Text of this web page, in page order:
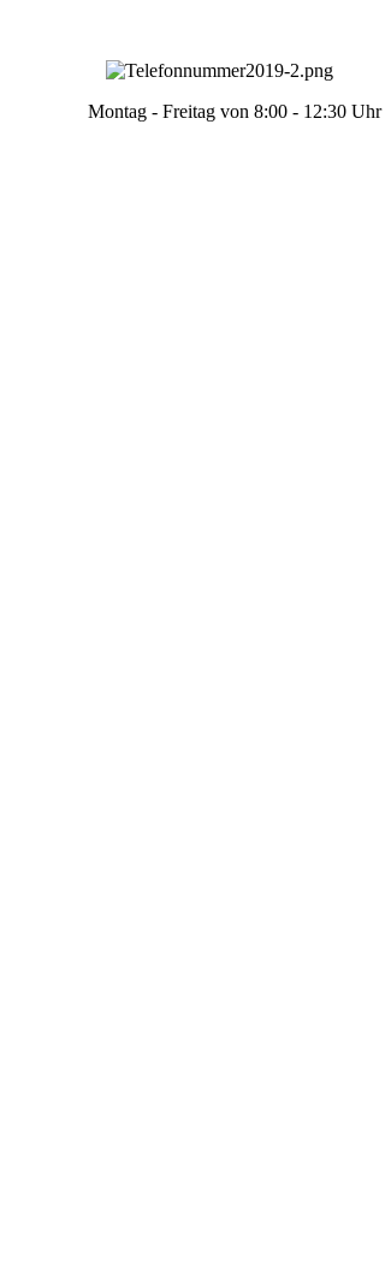
Montag - Freitag von 8:00 - 12:30 Uhr